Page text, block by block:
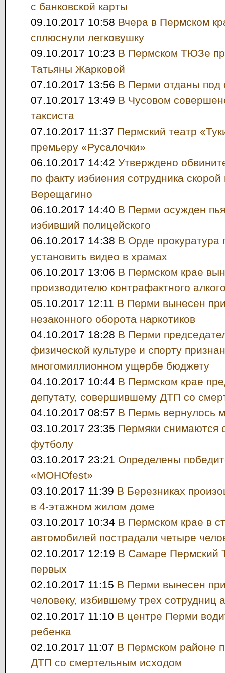
с банковской карты
09.10.2017 10:58 Вчера в Пермском
сплюснули легковушку
09.10.2017 10:23 В Пермском ТЮЗе
Татьяны Жарковой
07.10.2017 13:56 В Перми отданы под
07.10.2017 13:49 В Чусовом
таксиста
07.10.2017 11:37 Пермский театр
премьеру «Русалочки»
06.10.2017 14:42 Утверждено
по факту избиения сотрудника
Верещагино
06.10.2017 14:40 В Перми осужден
избивший полицейского
06.10.2017 14:38 В Орде прокуратура
установить видео в храмах
06.10.2017 13:06 В Пермском крае
производителю контрафактного
05.10.2017 12:11 В Перми вынесен
незаконного оборота наркотиков
04.10.2017 18:28 В Перми
физической культуре и спорту
многомиллионном ущербе бюджету
04.10.2017 10:44 В Пермском крае
депутату, совершившему ДТП со
04.10.2017 08:57 В Пермь вернулось
03.10.2017 23:35 Пермяки снимаются
футболу
03.10.2017 23:21 Определены
«МОНОfest»
03.10.2017 11:39 В Березниках
в 4-этажном жилом доме
03.10.2017 10:34 В Пермском крае в
автомобилей пострадали четыре
02.10.2017 12:19 В Самаре Пермский
первых
02.10.2017 11:15 В Перми вынесен
человеку, избившему трех сотрудниц
02.10.2017 11:10 В центре Перми
ребенка
02.10.2017 11:07 В Пермском районе
ДТП со смертельным исходом